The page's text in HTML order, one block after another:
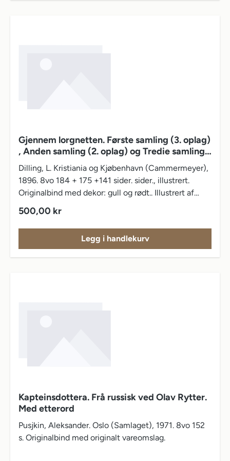
Gjennem lorgnetten. Første samling (3. oplag)
, Anden samling (2. oplag) og Tredie samling
(2. oplag)
Dilling, L. Kristiania og Kjøbenhavn (Cammermeyer),
1896. 8vo 184 + 175 +141 sider. sider., illustrert.
Originalbind med dekor: gull og rødt.. Illustrert af
Navnestempel. Sundseth 778 -779 - 947.
Vanlig pris:
500,00 kr
Legg i handlekurv
Kapteinsdottera. Frå russisk ved Olav Rytter.
Med etterord
Pusjkin, Aleksander. Oslo (Samlaget), 1971. 8vo 152
s. Originalbind med originalt vareomslag.